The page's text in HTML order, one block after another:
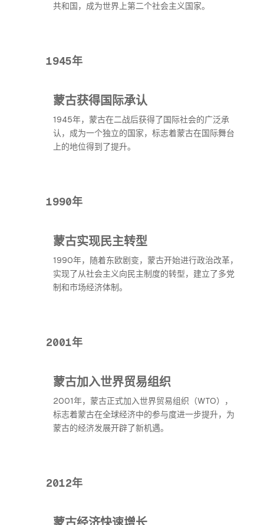
共和国，成为世界上第二个社会主义国家。
1945年
蒙古获得国际承认
1945年，蒙古在二战后获得了国际社会的广泛承
认，成为一个独立的国家，标志着蒙古在国际舞台
上的地位得到了提升。
1990年
蒙古实现民主转型
1990年，随着东欧剧变，蒙古开始进行政治改革，
实现了从社会主义向民主制度的转型，建立了多党
制和市场经济体制。
2001年
蒙古加入世界贸易组织
2001年，蒙古正式加入世界贸易组织（WTO），
标志着蒙古在全球经济中的参与度进一步提升，为
蒙古的经济发展开辟了新机遇。
2012年
蒙古经济快速增长